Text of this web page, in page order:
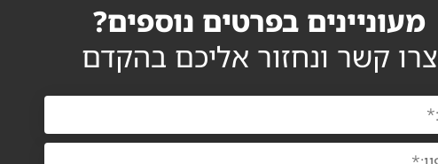
מעוניינים בפרטים נוספים?
צרו קשר ונחזור אליכם בהקדם